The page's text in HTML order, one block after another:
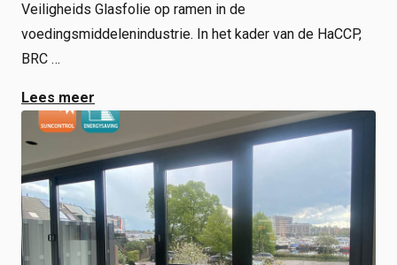
Veiligheids Glasfolie op ramen in de
voedingsmiddelenindustrie. In het kader van de HaCCP,
BRC …
Lees meer